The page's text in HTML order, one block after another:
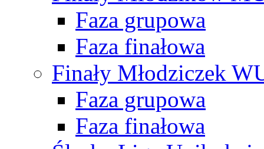
Faza grupowa
Faza finałowa
Finały Młodziczek
Faza grupowa
Faza finałowa